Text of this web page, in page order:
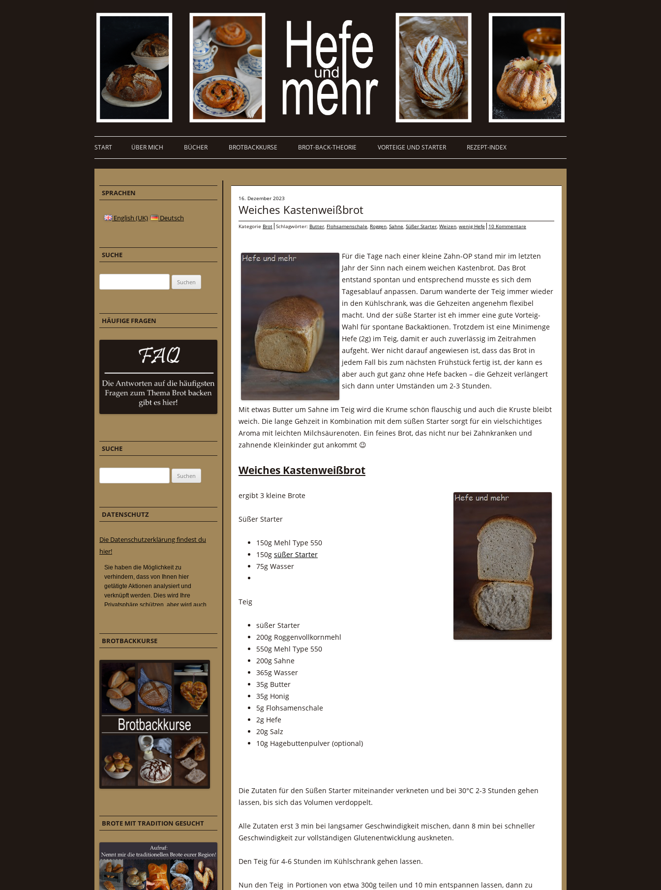
START ÜBER MICH BÜCHER BROTBACKKURSE BROT-BACK-THEORIE VORTEIGE UND STARTER REZEPT-INDEX
16. Dezember 2023
Weiches Kastenweißbrot
Kategorie Brot Schlagwörter: Butter, Flohsamenschale, Roggen, Sahne, Süßer Starter, Weizen, wenig Hefe 10 Kommentare
Für die Tage nach einer kleine Zahn-OP stand mir im letzten
Jahr der Sinn nach einem weichen Kastenbrot. Das Brot
entstand spontan und entsprechend musste es sich dem
Tagesablauf anpassen. Darum wanderte der Teig immer wieder
in den Kühlschrank, was die Gehzeiten angenehm flexibel
macht. Und der süße Starter ist eh immer eine gute Vorteig-
Wahl für spontane Backaktionen. Trotzdem ist eine Minimenge
Hefe (2g) im Teig, damit er auch zuverlässig im Zeitrahmen
aufgeht. Wer nicht darauf angewiesen ist, dass das Brot in
jedem Fall bis zum nächsten Frühstück fertig ist, der kann es
aber auch gut ganz ohne Hefe backen – die Gehzeit verlängert
sich dann unter Umständen um 2-3 Stunden.
Mit etwas Butter um Sahne im Teig wird die Krume schön flauschig und auch die Kruste bleibt
weich. Die lange Gehzeit in Kombination mit dem süßen Starter sorgt für ein vielschichtiges
Aroma mit leichten Milchsäurenoten. Ein feines Brot, das nicht nur bei Zahnkranken und
zahnende Kleinkinder gut ankommt 😉
Weiches Kastenweißbrot
ergibt 3 kleine Brote
Süßer Starter
150g Mehl Type 550
150g süßer Starter
75g Wasser
Teig
süßer Starter
200g Roggenvollkornmehl
550g Mehl Type 550
200g Sahne
365g Wasser
35g Butter
35g Honig
5g Flohsamenschale
2g Hefe
20g Salz
10g Hagebuttenpulver (optional)
Die Zutaten für den Süßen Starter miteinander verkneten und bei 30°C 2-3 Stunden gehen
lassen, bis sich das Volumen verdoppelt.
Alle Zutaten erst 3 min bei langsamer Geschwindigkeit mischen, dann 8 min bei schneller
Geschwindigkeit zur vollständigen Glutenentwicklung auskneten.
Den Teig für 4-6 Stunden im Kühlschrank gehen lassen.
Nun den Teig in Portionen von etwa 300g teilen und 10 min entspannen lassen, dann zu
SPRACHEN
English (UK) Deutsch
SUCHE
HÄUFIGE FRAGEN
SUCHE
DATENSCHUTZ
Die Datenschutzerklärung findest du
hier!
BROTBACKKURSE
BROTE MIT TRADITION GESUCHT